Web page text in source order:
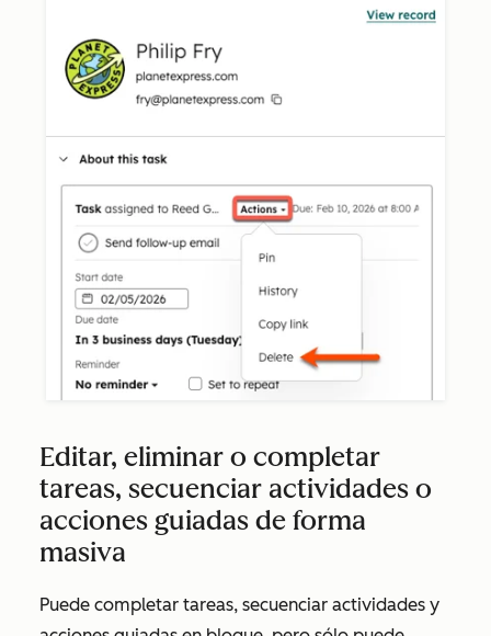
Editar, eliminar o completar
tareas, secuenciar actividades o
acciones guiadas de forma
masiva
Puede completar tareas, secuenciar actividades y